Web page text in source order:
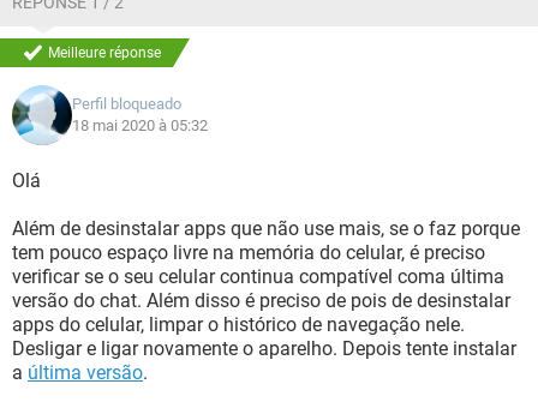
Meilleure réponse
Perfil bloqueado
18 mai 2020 à 05:32
Olá
Além de desinstalar apps que não use mais, se o faz porque
tem pouco espaço livre na memória do celular, é preciso
verificar se o seu celular continua compatível coma última
versão do chat. Além disso é preciso de pois de desinstalar
apps do celular, limpar o histórico de navegação nele.
Desligar e ligar novamente o aparelho. Depois tente instalar
a última versão.